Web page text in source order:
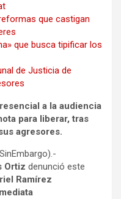
que castigan
que busca tipificar los
de Justicia de
a la audiencia
para liberar, tras
agresores.
Ortiz denunció este
Ramírez